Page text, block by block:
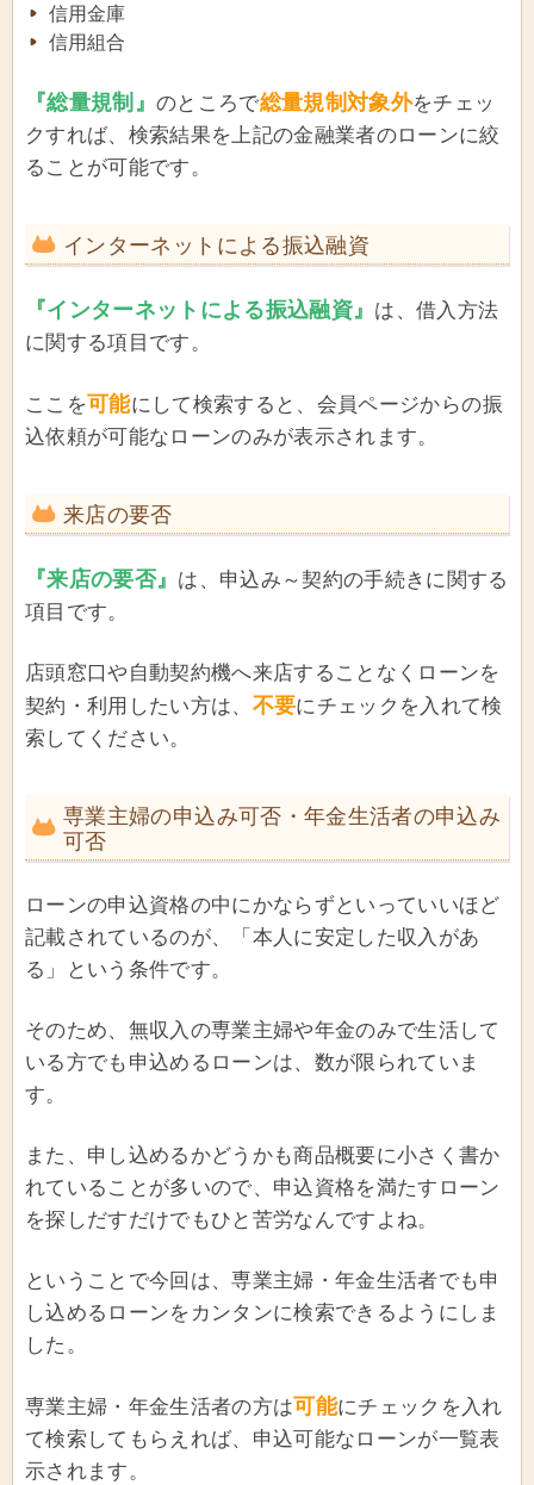
信用金庫
信用組合
『総量規制』のところで総量規制対象外をチェッ
クすれば、検索結果を上記の金融業者のローンに絞
ることが可能です。
インターネットによる振込融資
『インターネットによる振込融資』 は、借入方法
に関する項目です。
ここを可能にして検索すると、会員ページからの振
込依頼が可能なローンのみが表示されます。
来店の要否
『来店の要否』 は、申込み～契約の手続きに関する
項目です。
店頭窓口や自動契約機へ来店することなくローンを
契約・利用したい方は、 不要にチェックを入れて検
索してください。
専業主婦の申込み可否・年金生活者の申込み
可否
ローンの申込資格の中にかならずといっていいほど
記載されているのが、「本人に安定した収入があ
る」という条件です。
そのため、無収入の専業主婦や年金のみで生活して
いる方でも申込めるローンは、数が限られていま
す。
また、申し込めるかどうかも商品概要に小さく書か
れていることが多いので、申込資格を満たすローン
を探しだすだけでもひと苦労なんですよね。
ということで今回は、専業主婦・年金生活者でも申
し込めるローンをカンタンに検索できるようにしま
した。
専業主婦・年金生活者の方は可能にチェックを入れ
て検索してもらえれば、申込可能なローンが一覧表
示されます。